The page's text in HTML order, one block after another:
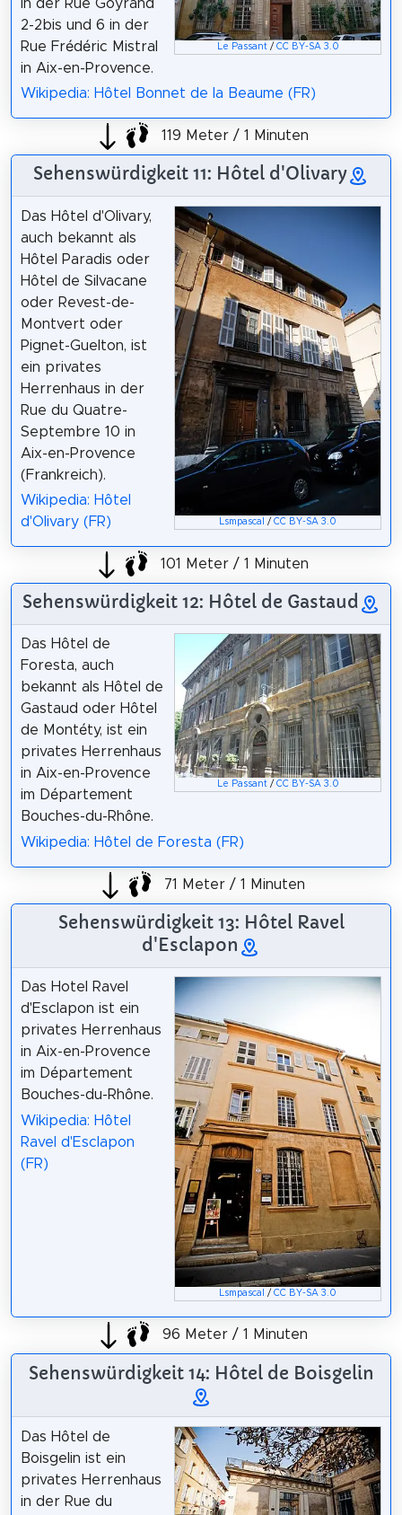
Le Passant/ CC BY-SA 3.0
in der Rue Goyrand
2-2bis und 6 in der
Rue Frédéric Mistral
in Aix-en-Provence.
Wikipedia: Hôtel Bonnet de la Beaume (FR)
119 Meter / 1 Minuten
Sehenswürdigkeit 11: Hôtel d'Olivary
Lsmpascal /CC BY-SA 3.0
Das Hôtel d'Olivary,
auch bekannt als
Hôtel Paradis oder
Hôtel de Silvacane
oder Revest-de-
Montvert oder
Pignet-Guelton, ist
ein privates
Herrenhaus in der
Rue du Quatre-
Septembre 10 in
Aix-en-Provence
(Frankreich).
Wikipedia: Hôtel
d'Olivary (FR)
101 Meter / 1 Minuten
Sehenswürdigkeit 12: Hôtel de Gastaud
Le Passant/ CC BY-SA 3.0
Das Hôtel de
Foresta, auch
bekannt als Hôtel de
Gastaud oder Hôtel
de Montéty, ist ein
privates Herrenhaus
in Aix-en-Provence
im Département
Bouches-du-Rhône.
Wikipedia: Hôtel de Foresta (FR)
71 Meter / 1 Minuten
Sehenswürdigkeit 13: Hôtel Ravel
d'Esclapon
Lsmpascal /CC BY-SA 3.0
Das Hotel Ravel
d'Esclapon ist ein
privates Herrenhaus
in Aix-en-Provence
im Département
Bouches-du-Rhône.
Wikipedia: Hôtel
Ravel d'Esclapon
(FR)
96 Meter / 1 Minuten
Sehenswürdigkeit 14: Hôtel de Boisgelin
Das Hôtel de
Boisgelin ist ein
privates Herrenhaus
in der Rue du